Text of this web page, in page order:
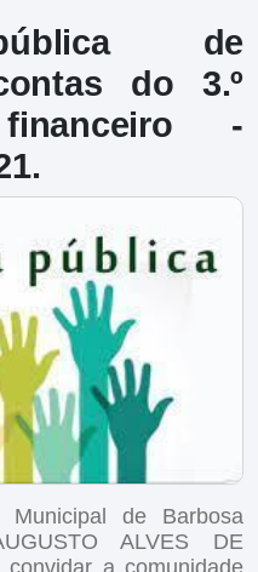
de
do 3.º
financeiro -
de Barbosa
ALVES DE